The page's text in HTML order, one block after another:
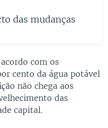
das mudanças
com os
cento da água potável
não chega aos
das
capital.